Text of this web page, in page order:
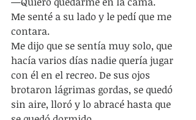
Me senté a su lado y le pedí que me
contara.
Me dijo que se sentía muy solo, que
hacía varios días nadie quería jugar
con él en el recreo. De sus ojos
brotaron lágrimas gordas, se quedó
sin aire, lloró y lo abracé hasta que